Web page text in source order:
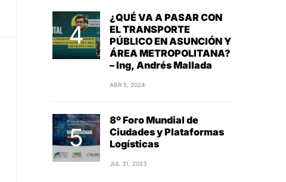
¿QUÉ VA A PASAR CON
EL TRANSPORTE
PÚBLICO EN ASUNCIÓN Y
ÁREA METROPOLITANA?
– Ing, Andrés Mallada
ABR 5, 2024
8º Foro Mundial de
Ciudades y Plataformas
Logísticas
JUL 31, 2023